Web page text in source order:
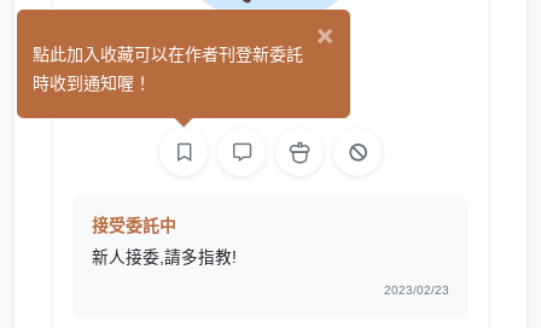
小毯 (0)
接受委託中
新人接委,請多指教!
2023/02/23
×
點此加入收藏可以在作者刊登新委託
時收到通知喔！